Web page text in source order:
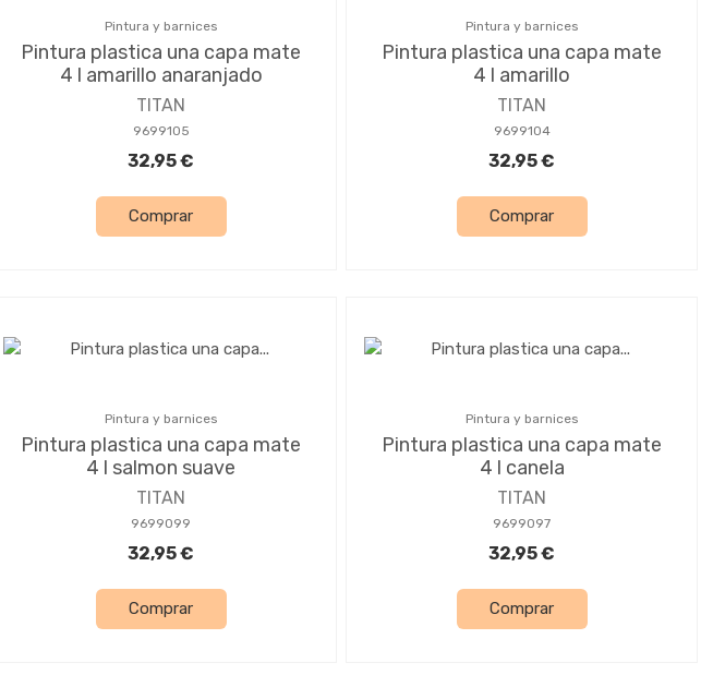
Pintura y barnices
Pintura plastica una capa mate
4 l amarillo anaranjado
TITAN
9699105
32,95 €
Comprar
Pintura y barnices
Pintura plastica una capa mate
4 l amarillo
TITAN
9699104
32,95 €
Comprar
Pintura y barnices
Pintura plastica una capa mate
4 l salmon suave
TITAN
9699099
32,95 €
Comprar
Pintura y barnices
Pintura plastica una capa mate
4 l canela
TITAN
9699097
32,95 €
Comprar